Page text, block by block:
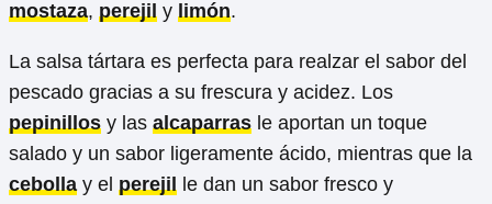
mostaza, perejil y limón.
La salsa tártara es perfecta para realzar el sabor del
pescado gracias a su frescura y acidez. Los
pepinillos y las alcaparras le aportan un toque
salado y un sabor ligeramente ácido, mientras que la
cebolla y el perejil le dan un sabor fresco y